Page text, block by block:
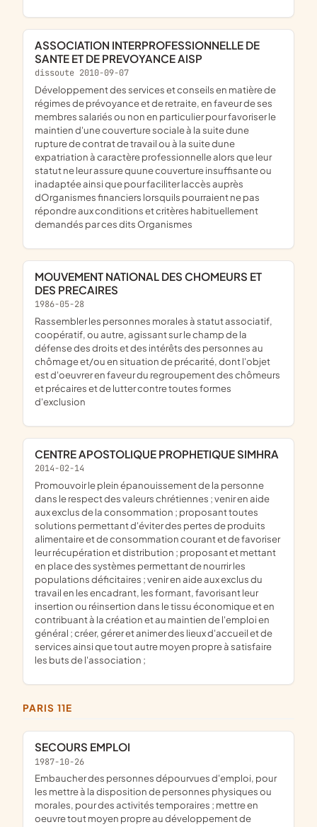
ASSOCIATION INTERPROFESSIONNELLE DE
SANTE ET DE PREVOYANCE AISP
dissoute 2010-09-07
développement des services et conseils en matière de
régimes de prévoyance et de retraite, en faveur de ses
membres salariés ou non en particulier pour favoriser le
maintien d'une couverture sociale à la suite dune
rupture de contrat de travail ou à la suite dune
expatriation à caractère professionnelle alors que leur
statut ne leur assure quune couverture insuffisante ou
inadaptée ainsi que pour faciliter laccès auprès
dOrganismes financiers lorsquils pourraient ne pas
répondre aux conditions et critères habituellement
demandés par ces dits Organismes
MOUVEMENT NATIONAL DES CHOMEURS ET
DES PRECAIRES
1986-05-28
rassembler les personnes morales à statut associatif,
coopératif, ou autre, agissant sur le champ de la
défense des droits et des intérêts des personnes au
chômage et/ou en situation de précarité, dont l'objet
est d'oeuvrer en faveur du regroupement des chômeurs
et précaires et de lutter contre toutes formes
d'exclusion
CENTRE APOSTOLIQUE PROPHETIQUE SIMHRA
2014-02-14
promouvoir le plein épanouissement de la personne
dans le respect des valeurs chrétiennes ; venir en aide
aux exclus de la consommation ; proposant toutes
solutions permettant d'éviter des pertes de produits
alimentaire et de consommation courant et de favoriser
leur récupération et distribution ; proposant et mettant
en place des systèmes permettant de nourrir les
populations déficitaires ; venir en aide aux exclus du
travail en les encadrant, les formant, favorisant leur
insertion ou réinsertion dans le tissu économique et en
contribuant à la création et au maintien de l'emploi en
général ; créer, gérer et animer des lieux d'accueil et de
services ainsi que tout autre moyen propre à satisfaire
les buts de l'association ;
PARIS 11E
SECOURS EMPLOI
1987-10-26
embaucher des personnes dépourvues d'emploi, pour
les mettre à la disposition de personnes physiques ou
morales, pour des activités temporaires ; mettre en
oeuvre tout moyen propre au développement de